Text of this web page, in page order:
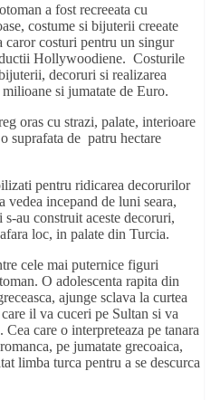
a fost recreeata cu
costume si bijuterii creeate
caror costuri pentru un singur
Hollywoodiene. Costurile
decoruri si realizarea
si jumatate de Euro.
oras cu strazi, palate, interioare
suprafata de patru hectare
pentru ridicarea decorurilor
vedea incepand de luni seara,
au construit aceste decoruri,
loc, in palate din Turcia.
cele mai puternice figuri
O adolescenta rapita din
ajunge sclava la curtea
il va cuceri pe Sultan si va
care o interpreteaza pe tanara
pe jumatate grecoaica,
limba turca pentru a se descurca